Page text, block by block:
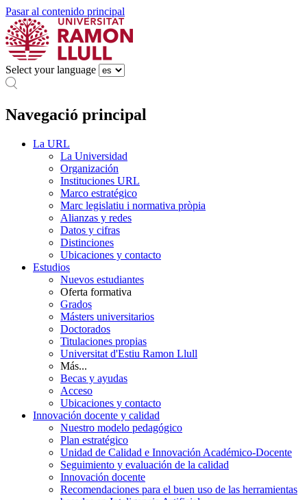
Pasar al contenido principal
Select your language
Navegació principal
La URL
La Universidad
Organización
Instituciones URL
Marco estratégico
Marc legislatiu i normativa pròpia
Alianzas y redes
Datos y cifras
Distinciones
Ubicaciones y contacto
Estudios
Nuevos estudiantes
Oferta formativa
Grados
Másters universitarios
Doctorados
Titulaciones propias
Universitat d'Estiu Ramon Llull
Más...
Becas y ayudas
Acceso
Ubicaciones y contacto
Innovación docente y calidad
Nuestro modelo pedagógico
Plan estratégico
Unidad de Calidad e Innovación Académico-Docente
Seguimiento y evaluación de la calidad
Innovación docente
Recomendaciones para el buen uso de las herramientas